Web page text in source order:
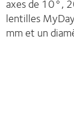
axes de 10°,
lentilles MyDay
mm et un